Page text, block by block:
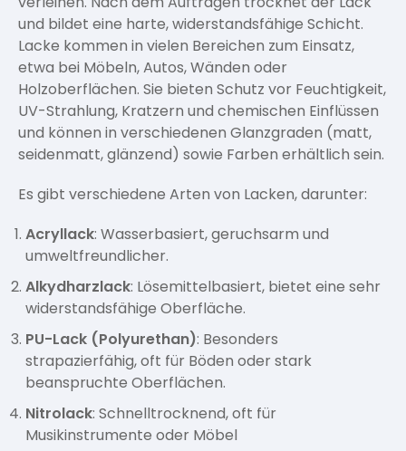
und bildet eine harte, widerstandsfähige Schicht.
Lacke kommen in vielen Bereichen zum Einsatz,
etwa bei Möbeln, Autos, Wänden oder
Holzoberflächen. Sie bieten Schutz vor Feuchtigkeit,
UV-Strahlung, Kratzern und chemischen Einflüssen
und können in verschiedenen Glanzgraden (matt,
seidenmatt, glänzend) sowie Farben erhältlich sein.
Es gibt verschiedene Arten von Lacken, darunter:
Acryllack: Wasserbasiert, geruchsarm und
umweltfreundlicher.
Alkydharzlack: Lösemittelbasiert, bietet eine sehr
widerstandsfähige Oberfläche.
PU-Lack (Polyurethan): Besonders
strapazierfähig, oft für Böden oder stark
beanspruchte Oberflächen.
Nitrolack: Schnelltrocknend, oft für
Musikinstrumente oder Möbel